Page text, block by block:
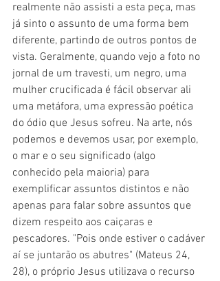
realmente não assisti a esta peça, mas
já sinto o assunto de uma forma bem
diferente, partindo de outros pontos de
vista. Geralmente, quando vejo a foto no
jornal de um travesti, um negro, uma
mulher crucificada é fácil observar ali
uma metáfora, uma expressão poética
do ódio que Jesus sofreu. Na arte, nós
podemos e devemos usar, por exemplo,
o mar e o seu significado (algo
conhecido pela maioria) para
exemplificar assuntos distintos e não
apenas para falar sobre assuntos que
dizem respeito aos caiçaras e
pescadores. "Pois onde estiver o cadáver
aí se juntarão os abutres" (Mateus 24,
28), o próprio Jesus utilizava o recurso